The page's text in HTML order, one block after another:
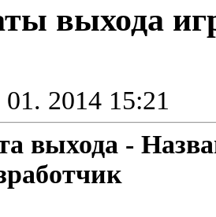
выхода
01. 2014 15:21
выхода -